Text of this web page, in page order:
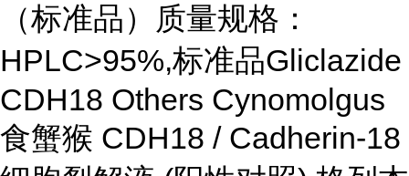
（标准品）质量规格：
HPLC>95%,标准品Gliclazide
CDH18 Others Cynomolgus
食蟹猴 CDH18 / Cadherin-18